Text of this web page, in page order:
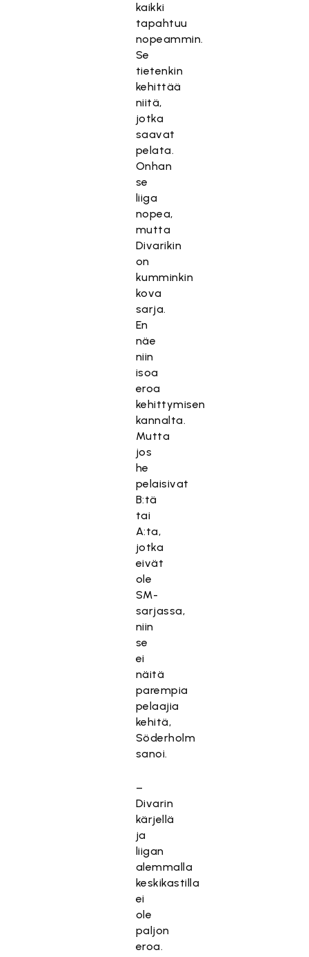
kaikki
tapahtuu
nopeammin.
Se
tietenkin
kehittää
niitä,
jotka
saavat
pelata.
Onhan
se
liiga
nopea,
mutta
Divarikin
on
kumminkin
kova
sarja.
En
näe
niin
isoa
eroa
kehittymisen
kannalta.
Mutta
jos
he
pelaisivat
B:tä
tai
A:ta,
jotka
eivät
ole
SM-
sarjassa,
niin
se
ei
näitä
parempia
pelaajia
kehitä,
Söderholm
sanoi.
–
Divarin
kärjellä
ja
liigan
alemmalla
keskikastilla
ei
ole
paljon
eroa.